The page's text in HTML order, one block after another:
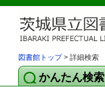
図書館トップ> 詳細検索
かんたん検索